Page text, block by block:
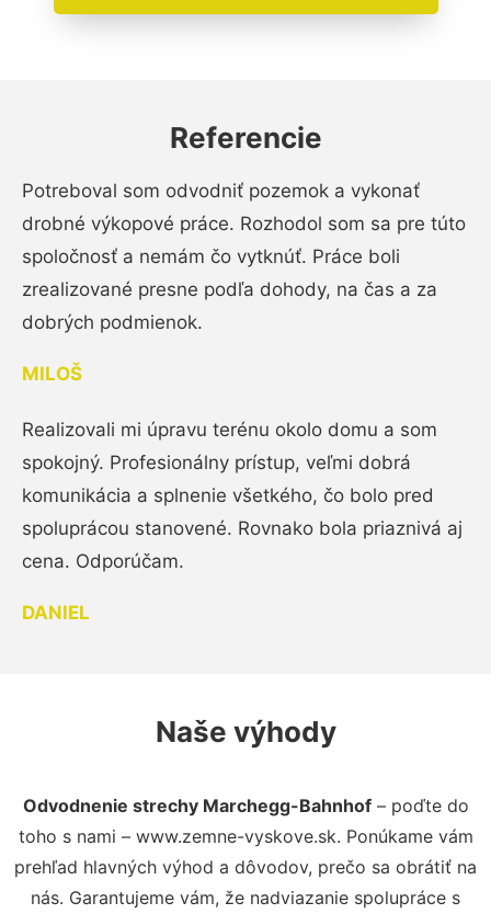
Referencie
Potreboval som odvodniť pozemok a vykonať
drobné výkopové práce. Rozhodol som sa pre túto
spoločnosť a nemám čo vytknúť. Práce boli
zrealizované presne podľa dohody, na čas a za
dobrých podmienok.
MILOŠ
Realizovali mi úpravu terénu okolo domu a som
spokojný. Profesionálny prístup, veľmi dobrá
komunikácia a splnenie všetkého, čo bolo pred
spoluprácou stanovené. Rovnako bola priaznivá aj
cena. Odporúčam.
DANIEL
Naše výhody
Odvodnenie strechy Marchegg-Bahnhof– poďte do
toho s nami – www.zemne-vyskove.sk. Ponúkame vám
prehľad hlavných výhod a dôvodov, prečo sa obrátiť na
nás. Garantujeme vám, že nadviazanie spolupráce s